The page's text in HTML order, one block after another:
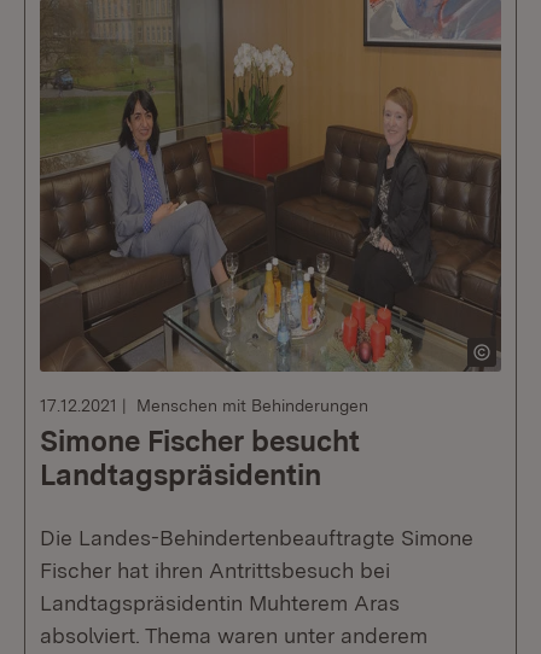
17.12.2021 Menschen mit Behinderungen
Simone Fischer besucht
Landtagspräsidentin
Die Landes-Behindertenbeauftragte Simone
Fischer hat ihren Antrittsbesuch bei
Landtagspräsidentin Muhterem Aras
absolviert. Thema waren unter anderem